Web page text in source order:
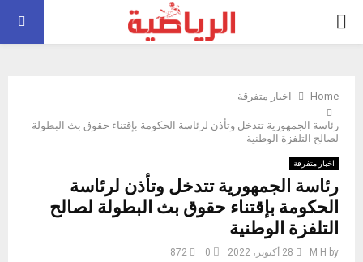
PRIMARY
Home اخبار متفرقة
رئاسة الجمهورية تتدخل وتأذن لرئاسة الحكومة بإقتناء حقوق بث البطولة
لصالح التلفزة الوطنية
اخبار متفرقة
رئاسة الجمهورية تتدخل وتأذن لرئاسة
الحكومة بإقتناء حقوق بث البطولة لصالح
التلفزة الوطنية
by
M H 28 أكتوبر، 2022 0
872